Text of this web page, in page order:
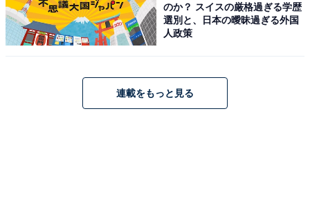
のか？ スイスの厳格過ぎる学歴
選別と、日本の曖昧過ぎる外国
人政策
連載をもっと見る